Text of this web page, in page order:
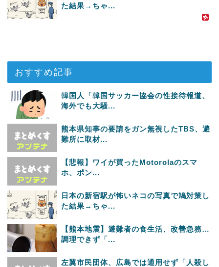
た結果→ちゃ...
おすすめ記事
韓国人「韓国サッカー協会の性接待報道、
海外でも大騒...
熊本県知事の要請をガン無視したTBS、避
難所に取材...
【悲報】ワイが買ったMotorolaのスマ
ホ、ポン...
日本の新宿駅が怖いネコの写真で鳩対策し
た結果→ちゃ...
【熊本地震】避難者の食生活、改善急務…
調理できず「...
左翼市民団体、広島では通用せず「人殺し